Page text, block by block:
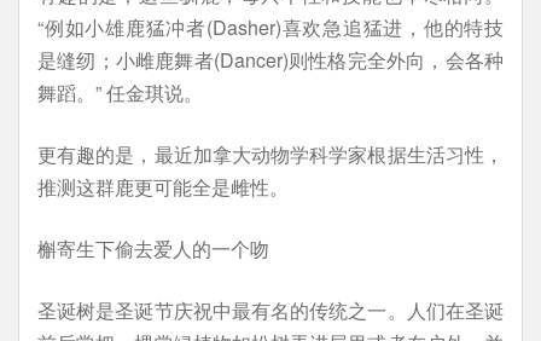
“例如小雄鹿猛冲者(Dasher)喜欢急追猛进，他的特技
是缝纫；小雌鹿舞者(Dancer)则性格完全外向，会各种
舞蹈。” 任金琪说。
更有趣的是，最近加拿大动物学科学家根据生活习性，
推测这群鹿更可能全是雌性。
槲寄生下偷去爱人的一个吻
圣诞树是圣诞节庆祝中最有名的传统之一。人们在圣诞